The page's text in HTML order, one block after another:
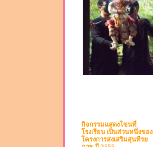
กิจกรรมแสดงโขนที่
โรงเรียน เป็นส่วนหนึ่งของ
โครงการส่งเสริมสุนทีรย